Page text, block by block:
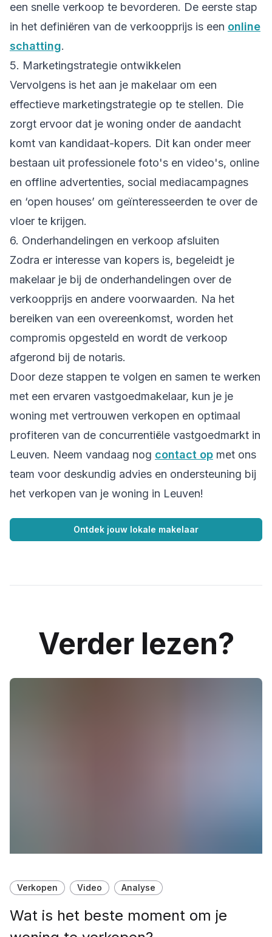
een snelle verkoop te bevorderen. De eerste stap
in het definiëren van de verkoopprijs is een online
schatting.
5. Marketingstrategie ontwikkelen
Vervolgens is het aan je makelaar om een
effectieve marketingstrategie op te stellen. Die
zorgt ervoor dat je woning onder de aandacht
komt van kandidaat-kopers. Dit kan onder meer
bestaan uit professionele foto's en video's, online
en offline advertenties, social mediacampagnes
en ‘open houses’ om geïnteresseerden te over de
vloer te krijgen.
6. Onderhandelingen en verkoop afsluiten
Zodra er interesse van kopers is, begeleidt je
makelaar je bij de onderhandelingen over de
verkoopprijs en andere voorwaarden. Na het
bereiken van een overeenkomst, worden het
compromis opgesteld en wordt de verkoop
afgerond bij de notaris.
Door deze stappen te volgen en samen te werken
met een ervaren vastgoedmakelaar, kun je je
woning met vertrouwen verkopen en optimaal
profiteren van de concurrentiële vastgoedmarkt in
Leuven. Neem vandaag nog contact op met ons
team voor deskundig advies en ondersteuning bij
het verkopen van je woning in Leuven!
Ontdek jouw lokale makelaar
Verder lezen?
Verkopen Video Analyse
Wat is het beste moment om je